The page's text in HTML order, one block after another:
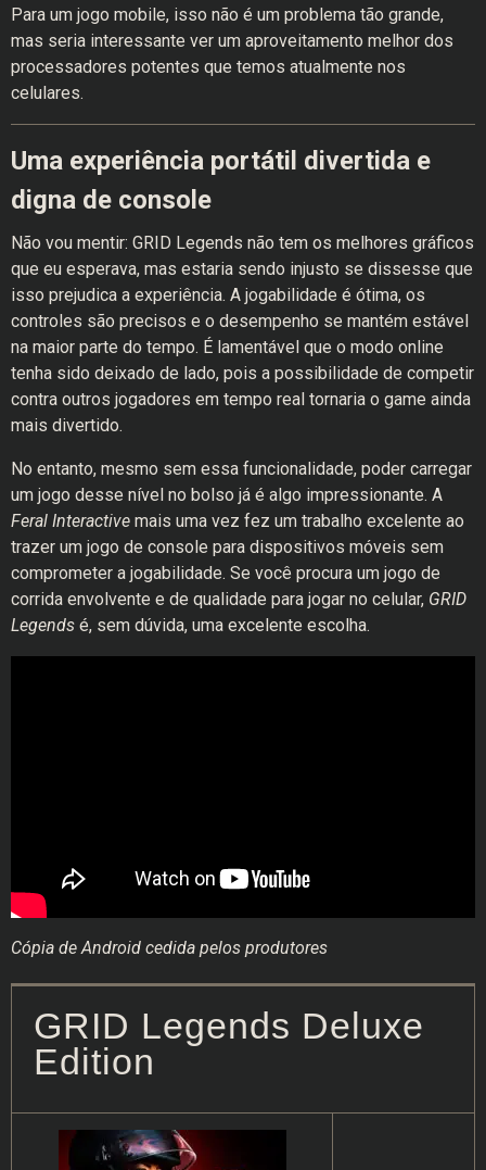
Para um jogo mobile, isso não é um problema tão grande,
mas seria interessante ver um aproveitamento melhor dos
processadores potentes que temos atualmente nos
celulares.
Uma experiência portátil divertida e
digna de console
Não vou mentir: GRID Legends não tem os melhores gráficos
que eu esperava, mas estaria sendo injusto se dissesse que
isso prejudica a experiência. A jogabilidade é ótima, os
controles são precisos e o desempenho se mantém estável
na maior parte do tempo. É lamentável que o modo online
tenha sido deixado de lado, pois a possibilidade de competir
contra outros jogadores em tempo real tornaria o game ainda
mais divertido.
No entanto, mesmo sem essa funcionalidade, poder carregar
um jogo desse nível no bolso já é algo impressionante. A
Feral Interactive mais uma vez fez um trabalho excelente ao
trazer um jogo de console para dispositivos móveis sem
comprometer a jogabilidade. Se você procura um jogo de
corrida envolvente e de qualidade para jogar no celular, GRID
Legends é, sem dúvida, uma excelente escolha.
Cópia de Android cedida pelos produtores
GRID Legends Deluxe
Edition